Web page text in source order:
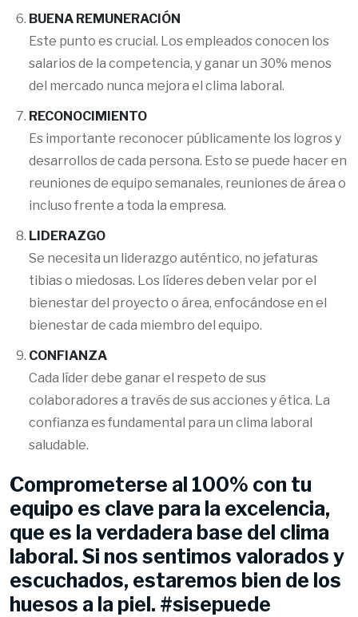
BUENA REMUNERACIÓN
Este punto es crucial. Los empleados conocen los
salarios de la competencia, y ganar un 30% menos
del mercado nunca mejora el clima laboral.
RECONOCIMIENTO
Es importante reconocer públicamente los logros y
desarrollos de cada persona. Esto se puede hacer en
reuniones de equipo semanales, reuniones de área o
incluso frente a toda la empresa.
LIDERAZGO
Se necesita un liderazgo auténtico, no jefaturas
tibias o miedosas. Los líderes deben velar por el
bienestar del proyecto o área, enfocándose en el
bienestar de cada miembro del equipo.
CONFIANZA
Cada líder debe ganar el respeto de sus
colaboradores a través de sus acciones y ética. La
confianza es fundamental para un clima laboral
saludable.
Comprometerse al 100% con tu
equipo es clave para la excelencia,
que es la verdadera base del clima
laboral. Si nos sentimos valorados y
escuchados, estaremos bien de los
huesos a la piel. #sisepuede